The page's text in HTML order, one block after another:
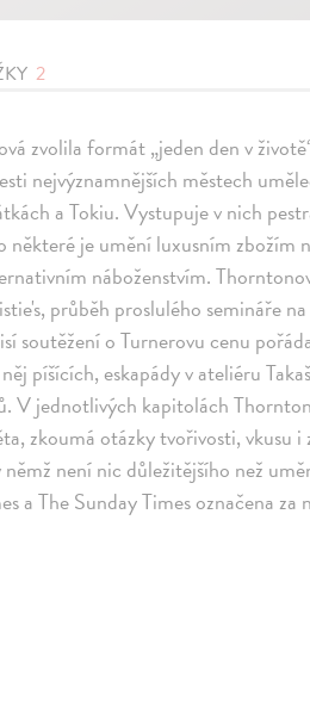
2
zvolila formát „jeden den v
nejvýznamnějších městech
a Tokiu. Vystupuje v nich
je umění luxusním zbožím
náboženstvím.
průběh proslulého semináře
soutěžení o Turnerovu cenu
píšících, eskapády v ateliéru
V jednotlivých kapitolách
zkoumá otázky tvořivosti, vkusu i
není nic důležitějšího než
a The Sunday Times označena za